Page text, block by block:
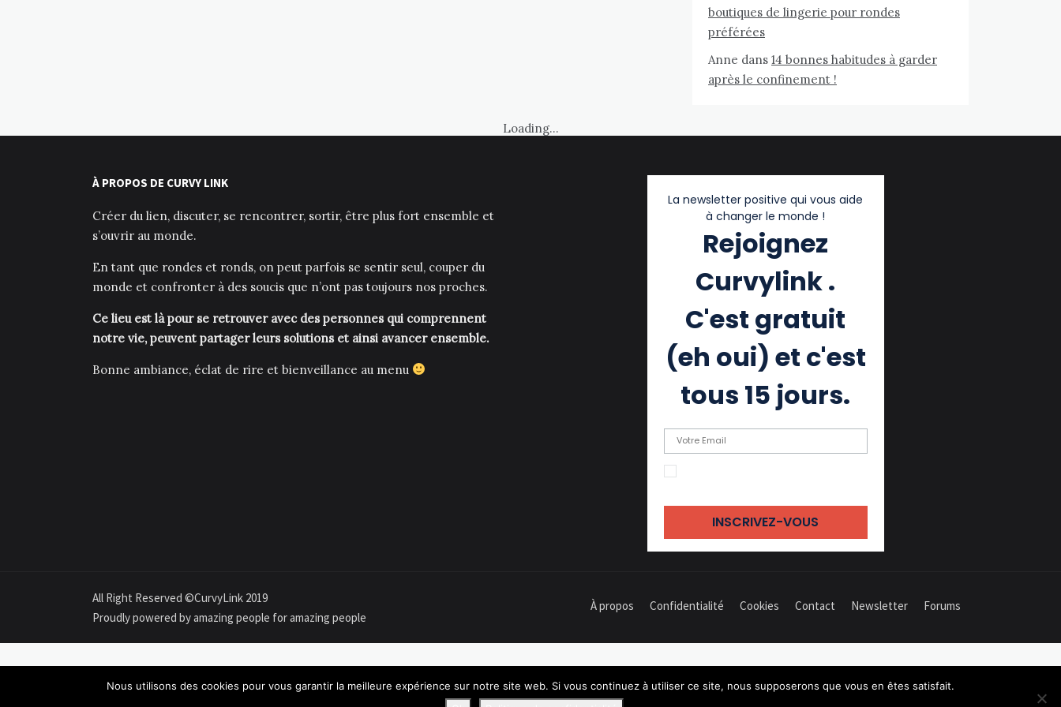
boutiques de lingerie pour rondes
préférées
Anne dans 14 bonnes habitudes à garder
après le confinement !
Loading...
À PROPOS DE CURVY LINK
Créer du lien, discuter, se rencontrer, sortir, être plus fort ensemble et
s’ouvrir au monde.
En tant que rondes et ronds, on peut parfois se sentir seul, couper du
monde et confronter à des soucis que n’ont pas toujours nos proches.
Ce lieu est là pour se retrouver avec des personnes qui comprennent
notre vie, peuvent partager leurs solutions et ainsi avancer ensemble.
Bonne ambiance, éclat de rire et bienveillance au menu
La newsletter positive qui vous aide
à changer le monde !
Rejoignez
Curvylink .
C'est gratuit
(eh oui) et c'est
tous 15 jours.
All Right Reserved ©CurvyLink 2019
Proudly powered by amazing people for amazing people
À propos Confidentialité Cookies Contact Newsletter Forums
Nous utilisons des cookies pour vous garantir la meilleure expérience sur notre site web. Si vous continuez à utiliser ce site, nous supposerons que vous en êtes satisfait.